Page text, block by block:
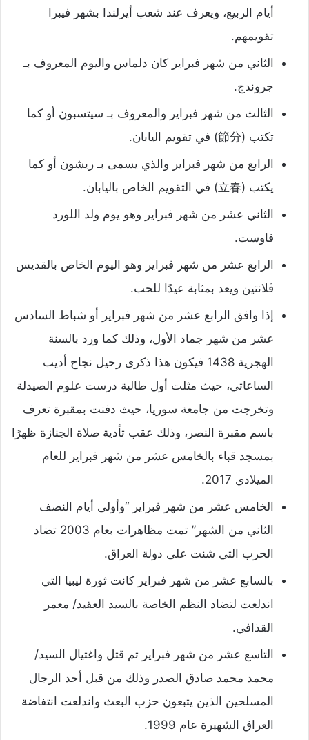
أيام الربيع، ويعرف عند شعب أيرلندا بشهر فيبرا
تقويمهم.
الثاني من شهر فبراير كان دلماس واليوم المعروف بـ
جروندج.
الثالث من شهر فبراير والمعروف بـ سيتسبون أو كما
تكتب (節分) في تقويم اليابان.
الرابع من شهر فبراير والذي يسمى بـ ريشون أو كما
يكتب (立春) في التقويم الخاص باليابان.
الثاني عشر من شهر فبراير وهو يوم ولد اللورد
فاوست.
الرابع عشر من شهر فبراير وهو اليوم الخاص بالقديس
ڤلانتين ويعد بمثابة عيدًا للحب.
إذا وافق الرابع عشر من شهر فبراير أو شباط السادس
عشر من شهر جماد الأول، وذلك كما ورد بالسنة
الهجرية 1438 فيكون هذا ذكرى رحيل نجاح أديب
الساعاتي، حيث مثلت أول طالبة درست علوم الصيدلة
وتخرجت من جامعة سوريا، حيث دفنت بمقبرة تعرف
باسم مقبرة النصر، وذلك عقب تأدية صلاة الجنازة ظهرًا
بمسجد قباء بالخامس عشر من شهر فبراير للعام
الميلادي 2017.
الخامس عشر من شهر فبراير “وأولى أيام النصف
الثاني من الشهر” تمت مظاهرات بعام 2003 تضاد
الحرب التي شنت على دولة العراق.
بالسابع عشر من شهر فبراير كانت ثورة ليبيا التي
اندلعت لتضاد النظم الخاصة بالسيد العقيد/ معمر
القذافي.
التاسع عشر من شهر فبراير تم قتل واغتيال السيد/
محمد محمد صادق الصدر وذلك من قبل أحد الرجال
المسلحين الذين يتبعون حزب البعث واندلعت انتفاضة
العراق الشهيرة عام 1999.